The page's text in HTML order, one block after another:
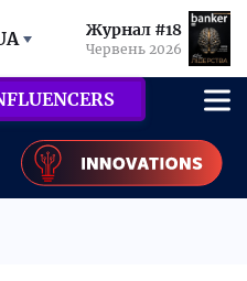
Журнал #18
Червень 2026